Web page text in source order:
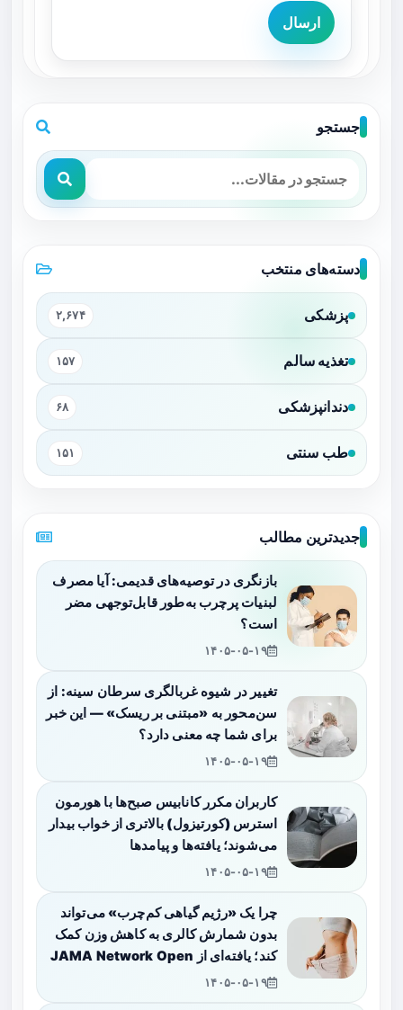
ارسال
جستجو
دسته‌های منتخب
پزشکی ۲,۶۷۴
تغذیه سالم ۱۵۷
دندانپزشکی ۶۸
طب سنتی ۱۵۱
جدیدترین مطالب
بازنگری در توصیه‌های قدیمی: آیا مصرف
لبنیات پرچرب به‌طور قابل‌توجهی مضر
است؟
۱۴۰۵-۰۵-۱۹
تغییر در شیوه غربالگری سرطان سینه: از
سن‌محور به «مبتنی بر ریسک» — این خبر
برای شما چه معنی دارد؟
۱۴۰۵-۰۵-۱۹
کاربران مکرر کانابیس صبح‌ها با هورمون
استرس (کورتیزول) بالاتری از خواب بیدار
می‌شوند؛ یافته‌ها و پیامدها
۱۴۰۵-۰۵-۱۹
چرا یک «رژیم گیاهی کم‌چرب» می‌تواند
بدون شمارش کالری به کاهش وزن کمک
کند؛ یافته‌ای از JAMA Network Open
۱۴۰۵-۰۵-۱۹